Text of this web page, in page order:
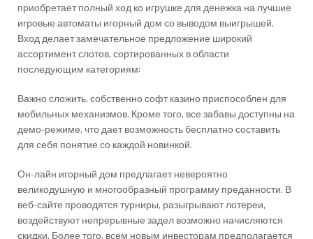
приобретает полный ход ко игрушке для денежка на лучшие
игровые автоматы игорный дом со выводом выигрышей.
Вход делает замечательное предложение широкий
ассортимент слотов, сортированных в области
последующим категориям:
Важно сложить, собственно софт казино приспособлен для
мобильных механизмов. Кроме того, все забавы доступны на
демо-режиме, что дает возможность бесплатно составить
для себя понятие со каждой новинкой.
Он-лайн игорный дом предлагает невероятно
великодушную и многообразный программу преданности. В
веб-сайте проводятся турниры, разыгрывают лотереи,
воздействуют непрерывные задел возможно начисляются
скидки. Более того, всем новым инвесторам предполагается